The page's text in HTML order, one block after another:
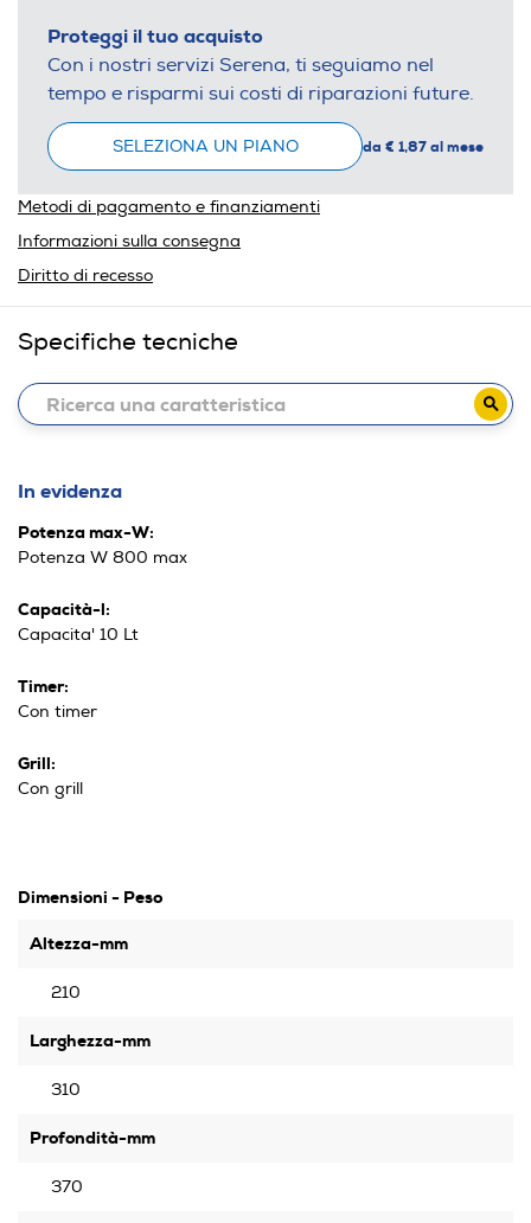
Proteggi il tuo acquisto
Con i nostri servizi Serena, ti seguiamo nel
tempo e risparmi sui costi di riparazioni future.
SELEZIONA UN PIANO da € 1,87 al mese
Metodi di pagamento e finanziamenti
Informazioni sulla consegna
Diritto di recesso
Specifiche tecniche
In evidenza
Potenza max-W:
Potenza W 800 max
Capacità-l:
Capacita' 10 Lt
Timer:
Con timer
Grill:
Con grill
Dimensioni - Peso
Altezza-mm
210
Larghezza-mm
310
Profondità-mm
370